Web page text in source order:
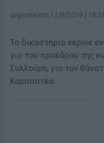
Δημοσίευση 12/9/2016 | 16:53
Το δικαστήριο έκρινε
γιο του προέδρου της
Συλλούρη, για τον
Καραπατέα.